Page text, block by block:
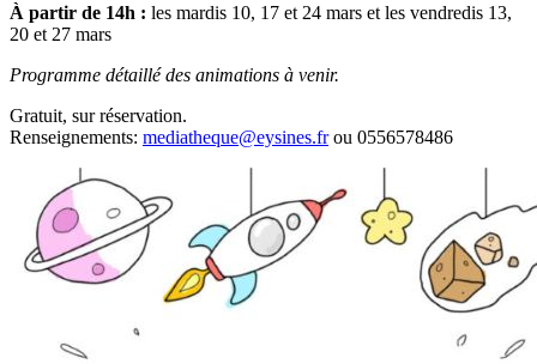
À partir de 14h : les mardis 10, 17 et 24 mars et les vendredis 13,
20 et 27 mars
Programme détaillé des animations à venir.
Gratuit, sur réservation.
Renseignements: mediatheque@eysines.frou 0556578486